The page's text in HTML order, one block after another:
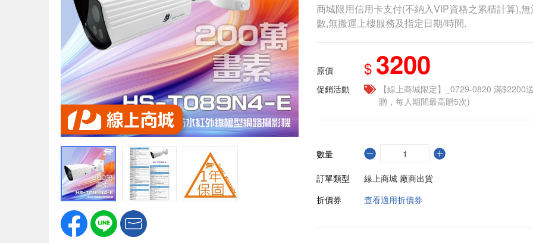
商城限用信用卡支付(不納入VIP資格之累積計算),
數,無搬運上樓服務及指定日期/時間.
原價 $ 3200
促銷活動
【線上商城限定】_0729-0820 滿$2200
贈，每人期間最高贈5次)
數量
訂單類型
線上商城 廠商出貨
折價券
查看適用折價券